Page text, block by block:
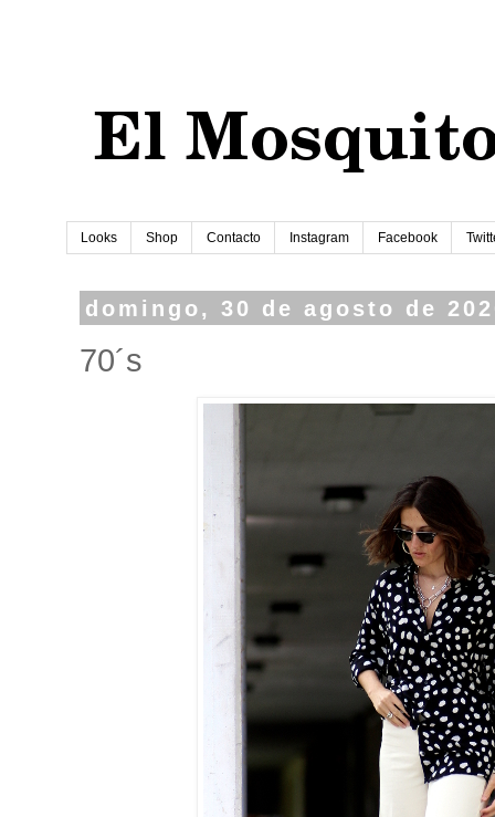
Looks Shop Contacto Instagram Facebook
domingo, 30 de agosto de
70´s